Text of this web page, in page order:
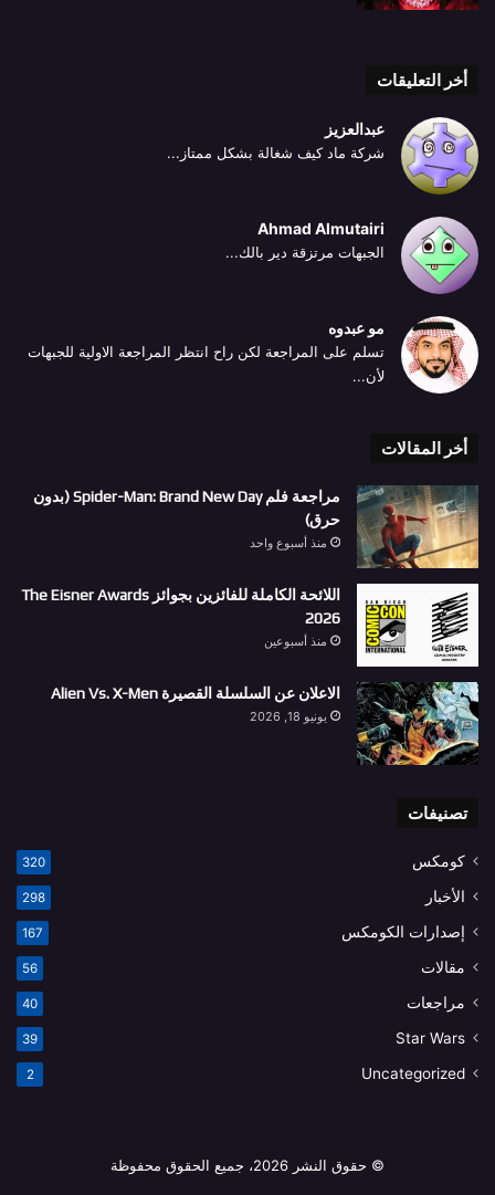
أخر التعليقات
عبدالعزيز
شركة ماد كيف شغالة بشكل ممتاز...
Ahmad Almutairi
الجبهات مرتزقة دير بالك...
مو عبدوه
تسلم على المراجعة لكن راح انتظر المراجعة الاولية للجبهات
لأن...
أخر المقالات
مراجعة فلم Spider-Man: Brand New Day (بدون
حرق)
منذ أسبوع واحد
اللائحة الكاملة للفائزين بجوائز The Eisner Awards
2026
منذ أسبوعين
الاعلان عن السلسلة القصيرة Alien Vs. X-Men
يونيو 18, 2026
تصنيفات
كومكس 320
الأخبار 298
إصدارات الكومكس 167
مقالات 56
مراجعات 40
Star Wars
39
Uncategorized
2
© حقوق النشر 2026، جميع الحقوق محفوظة